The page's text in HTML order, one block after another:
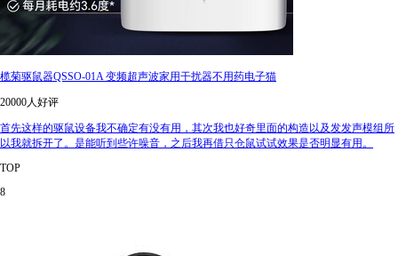
榄菊驱鼠器QSSO-01A 变频超声波家用干扰器不用药电子猫
20000人好评
首先这样的驱鼠设备我不确定有没有用，其次我也好奇里面的构造以及发发声模组所
以我就拆开了。是能听到些许噪音，之后我再借只仓鼠试试效果是否明显有用。
TOP
8